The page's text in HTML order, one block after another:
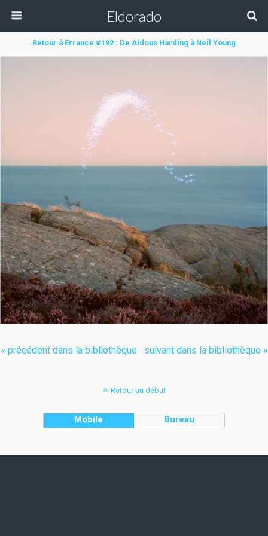
Eldorado
Retour à Errance #192 : De Aldous Harding à Neil Young
« précédent dans la bibliothèque suivant dans la bibliothèque »
Retour au début
Mobile Bureau